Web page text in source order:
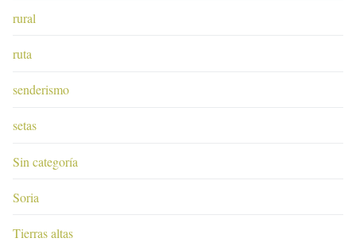
rural
ruta
senderismo
setas
Sin categoría
Soria
Tierras altas